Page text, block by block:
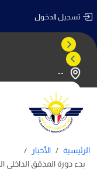
تسجيل الدخول
--
الرئيسية
الأخبار
بدء دورة المدقق الداخلي